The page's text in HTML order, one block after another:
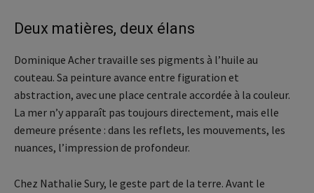
Deux matières, deux élans
Dominique Acher travaille ses pigments à l’huile au
couteau. Sa peinture avance entre figuration et
abstraction, avec une place centrale accordée à la couleur.
La mer n’y apparaît pas toujours directement, mais elle
demeure présente : dans les reflets, les mouvements, les
nuances, l’impression de profondeur.
Chez Nathalie Sury, le geste part de la terre. Avant le